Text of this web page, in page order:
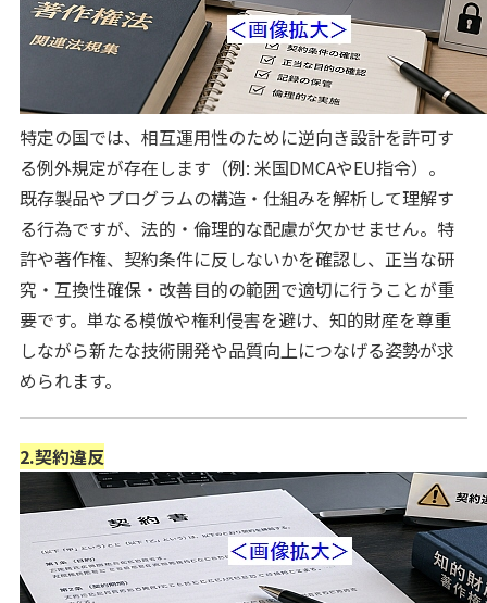
特定の国では、相互運用性のために逆向き設計を許可す
る例外規定が存在します（例: 米国DMCAやEU指令）。
既存製品やプログラムの構造・仕組みを解析して理解す
る行為ですが、法的・倫理的な配慮が欠かせません。特
許や著作権、契約条件に反しないかを確認し、正当な研
究・互換性確保・改善目的の範囲で適切に行うことが重
要です。単なる模倣や権利侵害を避け、知的財産を尊重
しながら新たな技術開発や品質向上につなげる姿勢が求
められます。
2.契約違反